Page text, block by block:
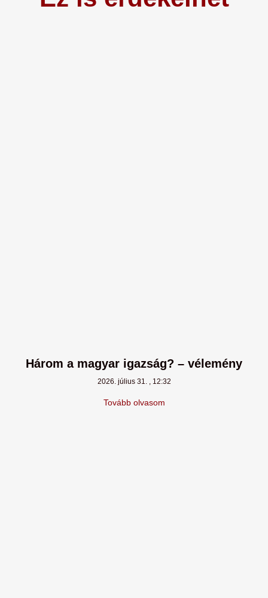
Három a magyar igazság? – vélemény
2026. július 31. 12:32
Tovább olvasom